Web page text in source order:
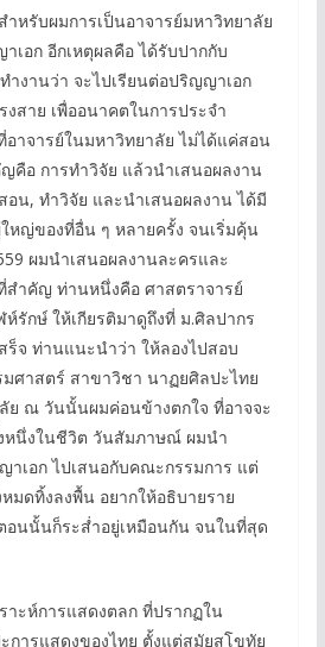
หรับผมการเป็นอาจารย์มหาวิทยาลัย
อก อีกเหตุผลคือ ได้รับปากกับ
ำงานว่า จะไปเรียนต่อปริญญาเอก
สาย เพื่ออนาคตในการประจำ
าจารย์ในมหาวิทยาลัย ไม่ได้แค่สอน
คือ การทำวิจัย แล้วนำเสนอผลงาน
อน, ทำวิจัย และนำเสนอผลงาน ได้มี
หญ่ของที่อื่น ๆ หลายครั้ง จนเริ่มคุ้น
ผมนำเสนอผลงานละครและ
ำคัญ ท่านหนึ่งคือ ศาสตราจารย์
รักษ์ ให้เกียรติมาดูถึงที่ ม.ศิลปากร
ร็จ ท่านแนะนำว่า ให้ลองไปสอบ
ศาสตร์ สาขาวิชา นาฏยศิลปะไทย
ย ณ วันนั้นผมค่อนข้างตกใจ ที่อาจจะ
หนึ่งในชีวิต วันสัมภาษณ์ ผมนำ
าเอก ไปเสนอกับคณะกรรมการ แต่
มดทิ้งลงพื้น อยากให้อธิบายราย
ตอนนั้นก็ระส่ำอยู่เหมือนกัน จนในที่สุด
าะห์การแสดงตลก ที่ปรากฏใน
การแสดงของไทย ตั้งแต่สมัยสุโขทัย